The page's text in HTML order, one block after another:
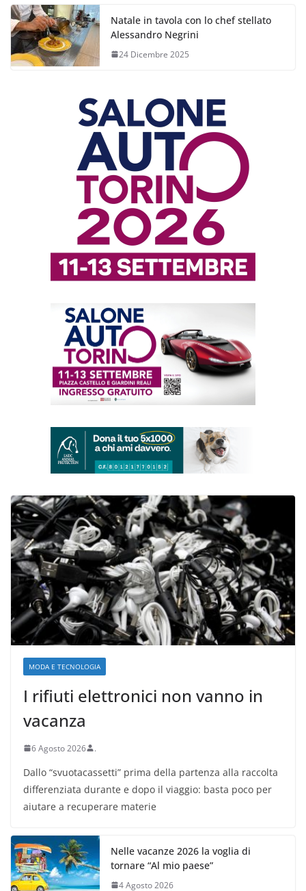
Natale in tavola con lo chef stellato
Alessandro Negrini
24 Dicembre 2025
MODA E TECNOLOGIA
I rifiuti elettronici non vanno in
vacanza
6 Agosto 2026 .
Dallo “svuotacassetti” prima della partenza alla raccolta
differenziata durante e dopo il viaggio: basta poco per
aiutare a recuperare materie
Nelle vacanze 2026 la voglia di
tornare “Al mio paese”
4 Agosto 2026